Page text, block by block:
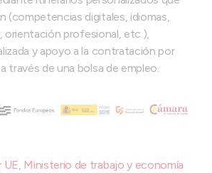
(competencias digitales, idiomas,
orientación profesional, etc.),
y apoyo a la contratación por
través de una bolsa de empleo.
Ministerio de trabajo y economía